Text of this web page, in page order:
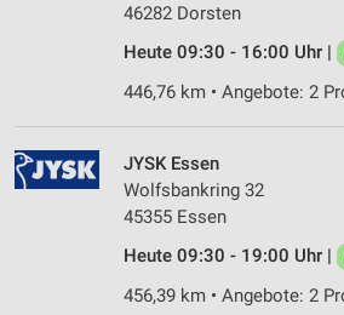
46282 Dorsten
Heute 09:30 - 16:00 Uhr |
446,76 km • Angebote: 2
JYSK Essen
Wolfsbankring 32
45355 Essen
Heute 09:30 - 19:00 Uhr |
456,39 km • Angebote: 2
Verwendung reduzierter Daten zur
Geräte anhand von aktiv angeforderten
Informationen identifizieren
Nicht-IAB-Verarbeitungszwecke:
Performance